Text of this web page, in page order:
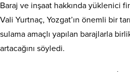
Baraj ve inşaat hakkında yüklenici
Vali Yurtnaç, Yozgat’ın önemli bir
sulama amaçlı yapılan barajlarla
artacağını söyledi.